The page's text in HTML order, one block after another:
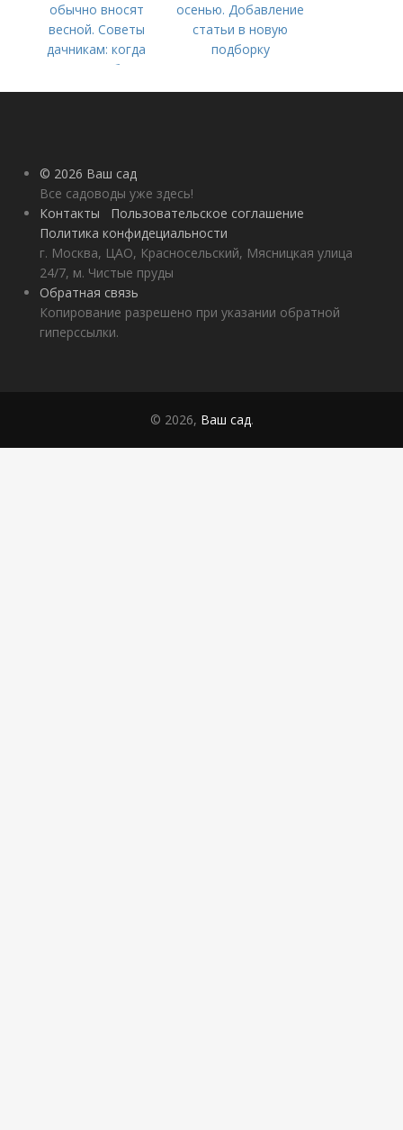
обычно вносят
весной. Советы
дачникам: когда
вносить удобрение
— весной или осенью
осенью. Добавление
статьи в новую
подборку
© 2026 Ваш сад
Все садоводы уже здесь!
Контакты
Пользовательское соглашение
Политика конфидециальности
г. Москва, ЦАО, Красносельский, Мясницкая улица
24/7, м. Чистые пруды
Обратная связь
Копирование разрешено при указании обратной
гиперссылки.
© 2026, Ваш сад.